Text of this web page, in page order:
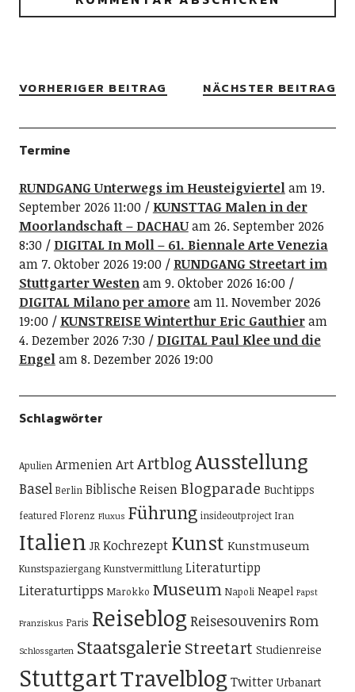
VORHERIGER BEITRAG NÄCHSTER BEITRAG
Termine
RUNDGANG Unterwegs im Heusteigviertelam 19.
September 2026 11:00
KUNSTTAG Malen in der
Moorlandschaft – DACHAUam 26. September 2026
8:30
DIGITAL In Moll – 61. Biennale Arte Venezia
am 7. Oktober 2026 19:00
RUNDGANG Streetart im
Stuttgarter Westenam 9. Oktober 2026 16:00
DIGITAL Milano per amoream 11. November 2026
19:00
KUNSTREISE Winterthur Eric Gauthieram
4. Dezember 2026 7:30
DIGITAL Paul Klee und die
Engelam 8. Dezember 2026 19:00
Schlagwörter
Apulien ArmenienArtArtblogAusstellung
Basel Berlin Biblische ReisenBlogparade Buchtipps
featured Florenz Fluxus Führung insideoutproject Iran
Italien JR Kochrezept Kunst Kunstmuseum
Kunstspaziergang Kunstvermittlung Literaturtipp
Literaturtipps Marokko Museum Napoli Neapel Papst
Franziskus Paris Reiseblog ReisesouvenirsRom
Schlossgarten Staatsgalerie Streetart Studienreise
StuttgartTravelblog Twitter Urbanart